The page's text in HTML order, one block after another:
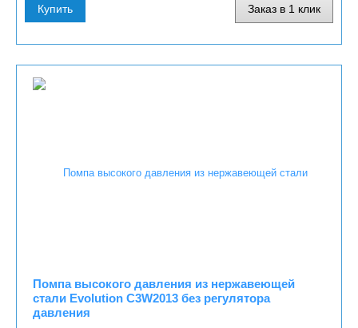
Купить Заказ в 1 клик
Помпа высокого давления из нержавеющей
стали Evolution С3W2013 без регулятора
давления